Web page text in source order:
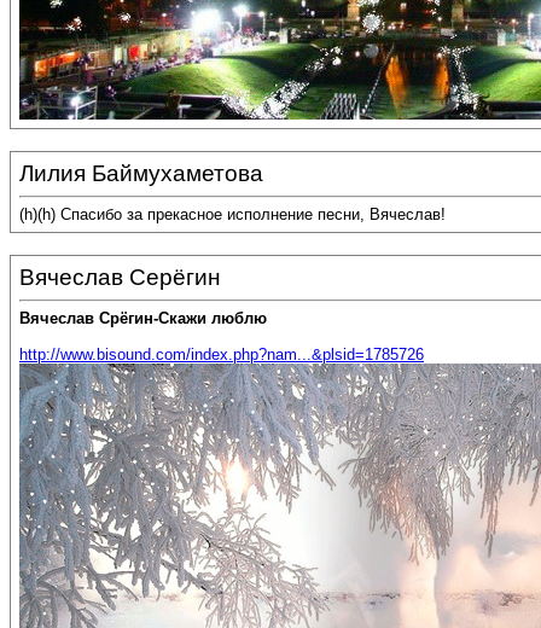
Лилия Баймухаметова
(h)(h) Спасибо за прекасное исполнение песни, Вячеслав!
Вячеслав Серёгин
Вячеслав Срёгин-Скажи люблю
http://www.bisound.com/index.php?nam...&plsid=1785726